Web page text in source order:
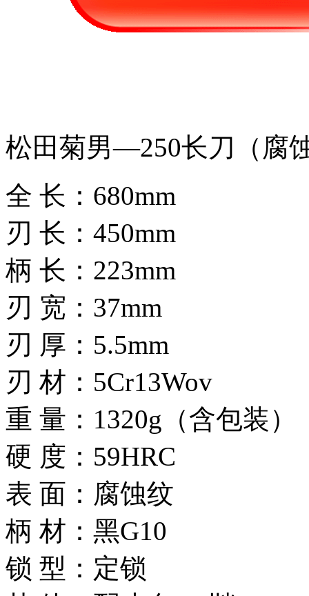
松田菊男—250长刀（腐
全 长：680mm
刃 长：450mm
柄 长：223mm
刃 宽：37mm
刃 厚：5.5mm
刃 材：5Cr13Wov
重 量：1320g（含包装）
硬 度：59HRC
表 面：腐蚀纹
柄 材：黑G10
锁 型：定锁